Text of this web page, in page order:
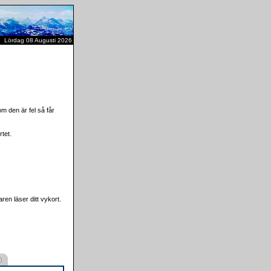
Lördag 08 Augusti 2026
den är fel så får
läser ditt vykort.